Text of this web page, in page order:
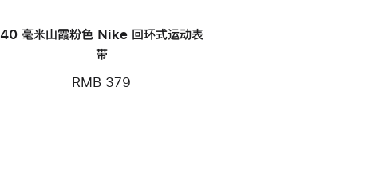
40 毫米山霞粉色 Nike 回环式运动表
带
RMB 379